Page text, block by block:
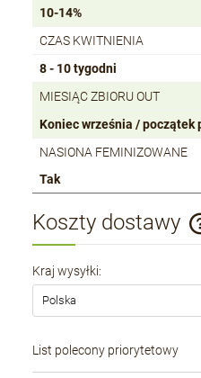
10-14%
CZAS KWITNIENIA
8 - 10 tygodni
MIESIĄC ZBIORU OUT
Koniec września / początek
NASIONA FEMINIZOWANE
Tak
Koszty dostawy
Cena nie zawiera
Kraj wysyłki:
List polecony priorytetowy